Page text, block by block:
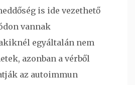
is ide vezethető
vannak
egyáltalán nem
azonban a vérből
az autoimmun